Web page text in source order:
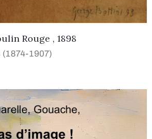
Rouge , 1898
(1874-1907)